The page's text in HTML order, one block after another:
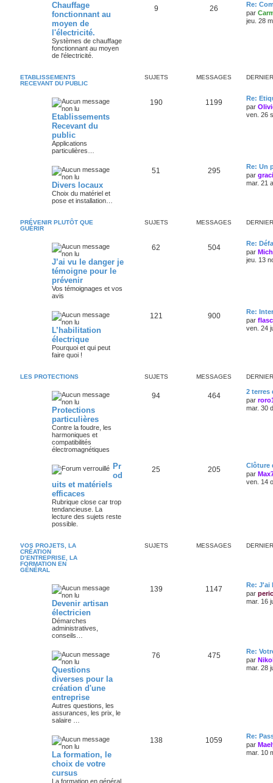
Chauffage
fonctionnant au
moyen de
l'électricité.
Systèmes de chauffage
fonctionnant au moyen
de l'électricité.
9 26
Re:
par
jeu. 28
ETABLISSEMENTS
RECEVANT DU PUBLIC
SUJETS MESSAGES
Etablissements
Recevant du
public
Applications
particulières…
190 1199
Re:
par
ven. 26
Divers locaux
Choix du matériel et
pose et installation…
51 295
Re: Un
par
mar. 21
PRÉVENIR PLUTÔT QUE
GUÉRIR
SUJETS MESSAGES
J’ai vu le danger je
témoigne pour le
prévenir
Vos témoignages et vos
avis
62 504
Re:
par
jeu. 13
L’habilitation
électrique
Pourquoi et qui peut
faire quoi !
121 900
Re:
par
ven. 24
LES PROTECTIONS SUJETS MESSAGES
Protections
particulières
Contre la foudre, les
harmoniques et
compatibilités
électromagnétiques
94 464
2 terres
par
mar. 30
Pr
od
uits et matériels
efficaces
Rubrique close car trop
tendancieuse. La
lecture des sujets reste
possible.
25 205
Clôture
par
ven. 14
VOS PROJETS, LA
CRÉATION
D’ENTREPRISE, LA
FORMATION EN
GÉNÉRAL
SUJETS MESSAGES
Devenir artisan
électricien
Démarches
administratives,
conseils…
139 1147
Re: J'ai
par
mar. 16
Questions
diverses pour la
création d'une
entreprise
Autres questions, les
assurances, les prix, le
salaire …
76 475
Re:
par
mar. 28
La formation, le
choix de votre
cursus
La formation en général,
138 1059
Re:
par
mar. 10